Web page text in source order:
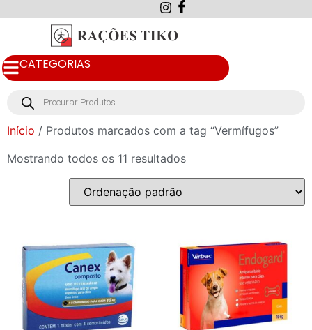
CATEGORIAS
Início / Produtos marcados com a tag “Vermífugos”
Mostrando todos os 11 resultados